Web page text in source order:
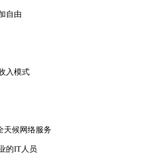
自由
入模式
天候网络服务
的IT人员